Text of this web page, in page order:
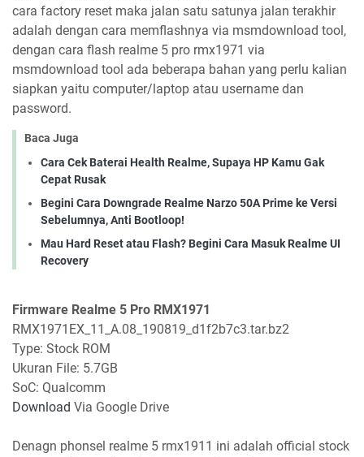
cara factory reset maka jalan satu satunya jalan terakhir
adalah dengan cara memflashnya via msmdownload tool,
dengan cara flash realme 5 pro rmx1971 via
msmdownload tool ada beberapa bahan yang perlu kalian
siapkan yaitu computer/laptop atau username dan
password.
Baca Juga
Cara Cek Baterai Health Realme, Supaya HP Kamu Gak
Cepat Rusak
Begini Cara Downgrade Realme Narzo 50A Prime ke Versi
Sebelumnya, Anti Bootloop!
Mau Hard Reset atau Flash? Begini Cara Masuk Realme UI
Recovery
Firmware Realme 5 Pro RMX1971
RMX1971EX_11_A.08_190819_d1f2b7c3.tar.bz2
Type: Stock ROM
Ukuran File: 5.7GB
SoC: Qualcomm
Download Via Google Drive
Denagn phonsel realme 5 rmx1911 ini adalah official stock